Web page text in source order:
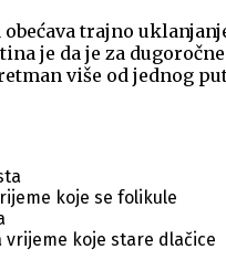
trajno
je da je za dugoročne
više od jednog
koje se folikule
vrijeme koje stare dlačice